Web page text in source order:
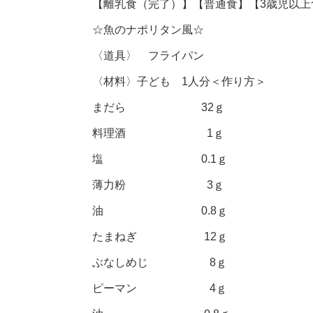
【離乳食（完了）】【普通食】【3歳児以
☆魚のナポリタン風☆
〈道具〉 フライパン
〈材料〉子ども 1人分＜作り方＞
まだら 32ｇ
料理酒 1ｇ
塩 0.1ｇ
薄力粉 3ｇ
油 0.8ｇ
たまねぎ 12ｇ
ぶなしめじ 8ｇ
ピーマン 4ｇ